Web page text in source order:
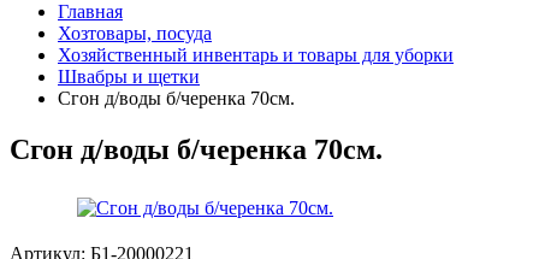
Главная
Хозтовары, посуда
Хозяйственный инвентарь и товары для уборки
Швабры и щетки
Сгон д/воды б/черенка 70см.
Сгон д/воды б/черенка 70см.
Артикул: Б1-20000221